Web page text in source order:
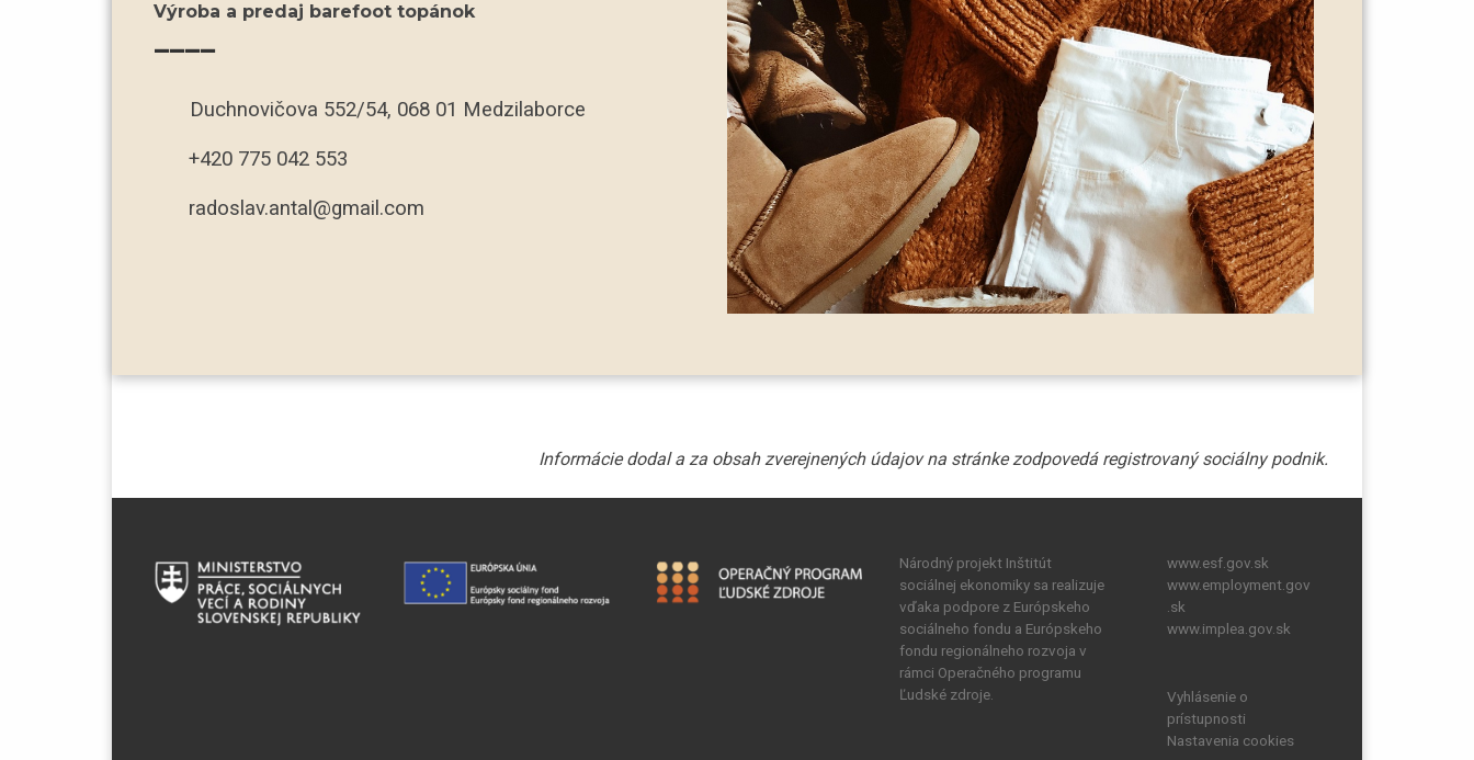
Výroba a predaj barefoot topánok
____
Duchnovičova 552/54, 068 01 Medzilaborce
+420 775 042 553
radoslav.antal@gmail.com
Národný projekt Inštitút
sociálnej ekonomiky sa realizuje
vďaka podpore z Európskeho
sociálneho fondu a Európskeho
fondu regionálneho rozvoja v
rámci Operačného programu
Ľudské zdroje.
www.esf.gov.sk
www.employment.gov
.sk
www.implea.gov.sk
Vyhlásenie o
prístupnosti
Nastavenia cookies